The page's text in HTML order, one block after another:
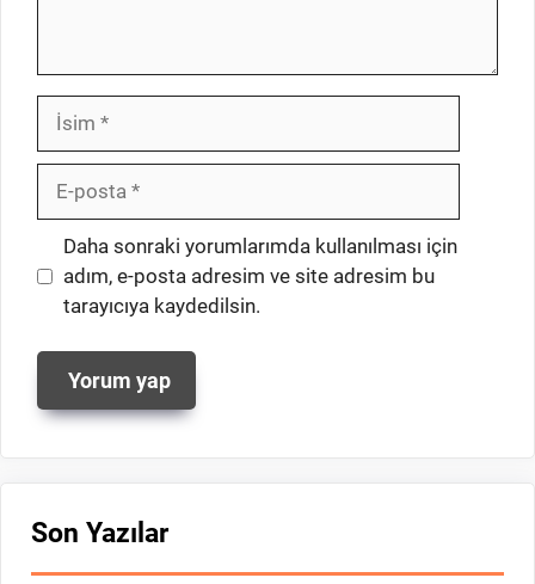
İsim
posta
İnternet
sitesi
Daha sonraki yorumlarımda kullanılması için
adım, e-posta adresim ve site adresim bu
tarayıcıya kaydedilsin.
Son Yazılar